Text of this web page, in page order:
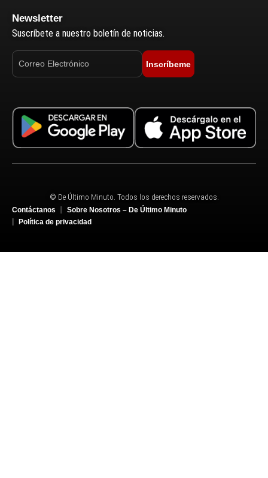
Newsletter
Suscríbete a nuestro boletín de noticias.
Inscríbeme
© De Último Minuto. Todos los derechos reservados.
Contáctanos
Sobre Nosotros – De Último Minuto
Política de privacidad